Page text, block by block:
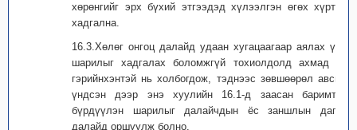
хөрөнгийг эрх бүхий этгээдэд хүлээлгэн өгөх хүртэл
хадгална.
16.3.Хөлөг онгоц далайд удаан хугацаагаар аялах үед
шарилыг хадгалах боломжгүй тохиолдолд ахмад ар
гэрийнхэнтэй нь холбогдож, тэднээс зөвшөөрөл авсны
үндсэн дээр энэ хуулийн 16.1-д заасан баримтыг
бүрдүүлэн шарилыг далайчдын ёс заншлын дагуу
далайд оршуулж болно.